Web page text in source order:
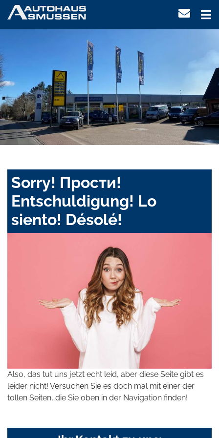
Sorry! Прости!
Entschuldigung! Lo
siento! Désolé!
Also, das tut uns jetzt echt leid, aber diese Seite gibt es
leider nicht! Versuchen Sie es doch mal mit einer der
tollen Seiten, die Sie oben in der Navigation finden!